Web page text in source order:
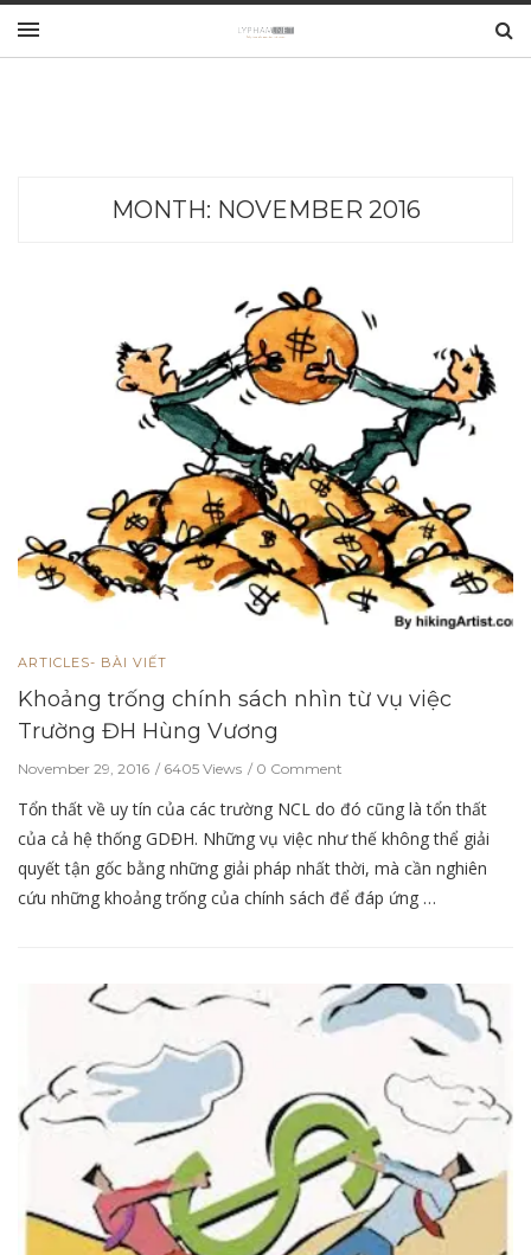
MONTH: NOVEMBER 2016
ARTICLES- BÀI VIẾT
Khoảng trống chính sách nhìn từ vụ việc
Trường ĐH Hùng Vương
November 29, 2016 6405 Views 0 Comment
Tổn thất về uy tín của các trường NCL do đó cũng là tổn thất
của cả hệ thống GDĐH. Những vụ việc như thế không thể giải
quyết tận gốc bằng những giải pháp nhất thời, mà cần nghiên
cứu những khoảng trống của chính sách để đáp ứng …